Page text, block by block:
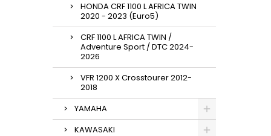
HONDA CRF 1100 L AFRICA TWIN
2020 - 2023 (Euro5)
CRF 1100 L AFRICA TWIN /
Adventure Sport / DTC 2024-
2026
VFR 1200 X Crosstourer 2012-
2018
YAMAHA
KAWASAKI